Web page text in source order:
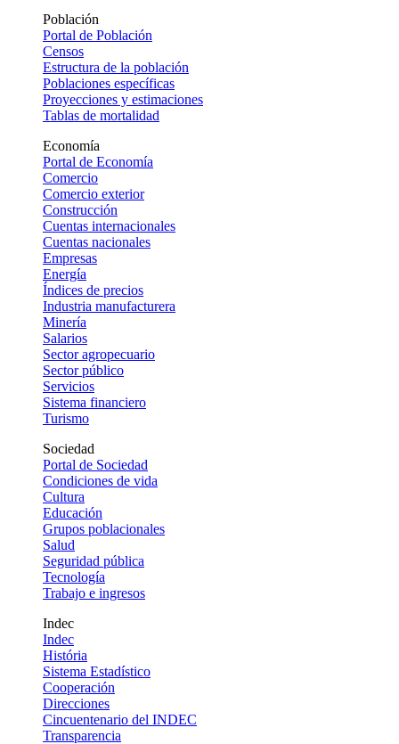
Población
Portal de Población
Censos
Estructura de la población
Poblaciones específicas
Proyecciones y estimaciones
Tablas de mortalidad
Economía
Portal de Economía
Comercio
Comercio exterior
Construcción
Cuentas internacionales
Cuentas nacionales
Empresas
Energía
Índices de precios
Industria manufacturera
Minería
Salarios
Sector agropecuario
Sector público
Servicios
Sistema financiero
Turismo
Sociedad
Portal de Sociedad
Condiciones de vida
Cultura
Educación
Grupos poblacionales
Salud
Seguridad pública
Tecnología
Trabajo e ingresos
Indec
Indec
História
Sistema Estadístico
Cooperación
Direcciones
Cincuentenario del INDEC
Transparencia